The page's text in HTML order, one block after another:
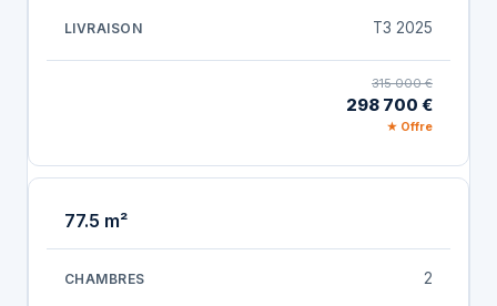
T3 2025
315 000 €
298 700 €
★ Offre
77.5 m²
2